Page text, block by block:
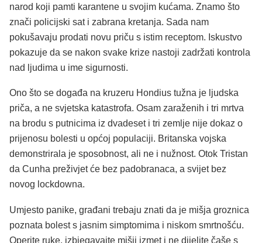
narod koji pamti karantene u svojim kućama. Znamo što
znači policijski sat i zabrana kretanja. Sada nam
pokušavaju prodati novu priču s istim receptom. Iskustvo
pokazuje da se nakon svake krize nastoji zadržati kontrola
nad ljudima u ime sigurnosti.
Ono što se događa na kruzeru Hondius tužna je ljudska
priča, a ne svjetska katastrofa. Osam zaraženih i tri mrtva
na brodu s putnicima iz dvadeset i tri zemlje nije dokaz o
prijenosu bolesti u općoj populaciji. Britanska vojska
demonstrirala je sposobnost, ali ne i nužnost. Otok Tristan
da Cunha preživjet će bez padobranaca, a svijet bez
novog lockdowna.
Umjesto panike, građani trebaju znati da je mišja groznica
poznata bolest s jasnim simptomima i niskom smrtnošću.
Operite ruke, izbjegavajte mišji izmet i ne dijelite čaše s